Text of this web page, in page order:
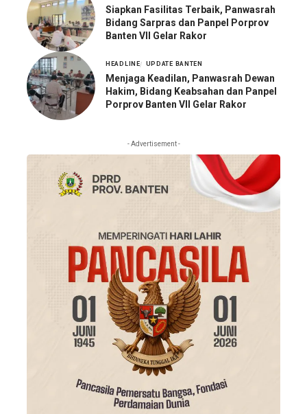
Siapkan Fasilitas Terbaik, Panwasrah
Bidang Sarpras dan Panpel Porprov
Banten VII Gelar Rakor
HEADLINE UPDATE BANTEN
Menjaga Keadilan, Panwasrah Dewan
Hakim, Bidang Keabsahan dan Panpel
Porprov Banten VII Gelar Rakor
- Advertisement -